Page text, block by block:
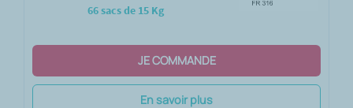
66 sacs de 15 Kg
JE COMMANDE
En savoir plus